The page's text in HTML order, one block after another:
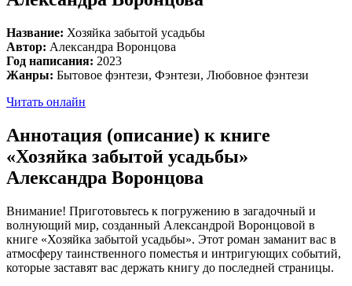
Название: Хозяйка забытой усадьбы
Автор: Александра Воронцова
Год написания: 2023
Жанры: Бытовое фэнтези, Фэнтези, Любовное фэнтези
Читать онлайн
Аннотация (описание) к книге
«Хозяйка забытой усадьбы»
Александра Воронцова
Внимание! Приготовьтесь к погружению в загадочный и
волнующий мир, созданный Александрой Воронцовой в
книге «Хозяйка забытой усадьбы». Этот роман заманит вас в
атмосферу таинственного поместья и интригующих событий,
которые заставят вас держать книгу до последней страницы.